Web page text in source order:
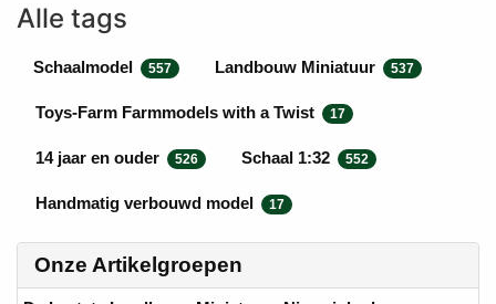
Onze Artikelgroepen
Alle tags
Schaalmodel 557 Landbouw Miniatuur 537
Toys-Farm Farmmodels with a Twist 17
14 jaar en ouder 526 Schaal 1:32 552
Handmatig verbouwd model 17